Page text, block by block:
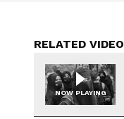
RELATED VIDEO
NOW PLAYING